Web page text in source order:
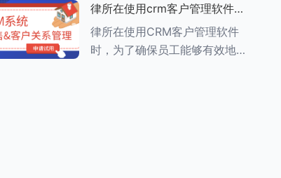
义功能使得企业能够根据自身的
业务需求，灵活调整和优化
CRM系统的数据展示方式，从
律所在使用crm客户管理软件
时，员工需要接受哪些培训
律所在使用CRM客户管理软件
时，为了确保员工能够有效地利